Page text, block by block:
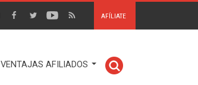
AFÍLIATE
VENTAJAS AFILIADOS